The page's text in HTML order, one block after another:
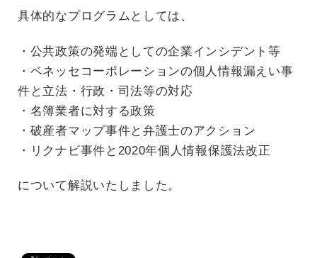
具体的なプログラムとしては、
・公共政策の発端としての企業インシデント等
・ベネッセコーポレーションの個人情報漏えい事
件と立法・行政・司法等の対応
・名簿業者に対する政策
・破産者マップ事件と弁護士のアクション
・リクナビ事件と2020年個人情報保護法改正
について解説いたしました。